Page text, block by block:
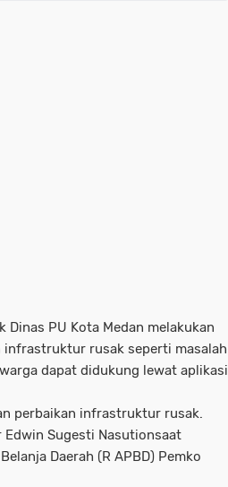
Dinas PU Kota Medan melakukan
rusak seperti masalah
dapat didukung lewat aplikasi
perbaikan infrastruktur rusak.
Edwin Sugesti Nasutionsaat
Daerah (R APBD) Pemko